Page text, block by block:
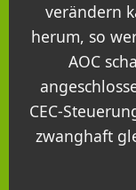
verändern
herum, so
AOC
CEC-
zwanghaft